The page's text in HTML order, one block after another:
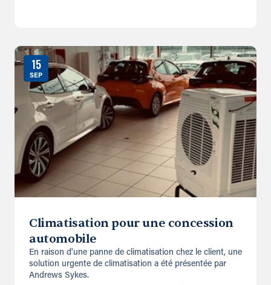
15
SEP
Climatisation pour une concession
automobile
En raison d'une panne de climatisation chez le client, une
solution urgente de climatisation a été présentée par
Andrews Sykes.